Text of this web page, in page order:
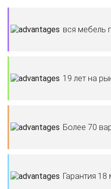
вся мебель
19 лет на
Более 70
Гарантия